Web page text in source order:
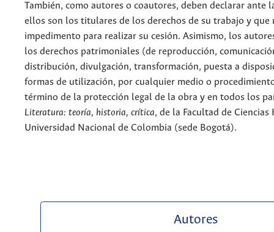
También, como autores o coautores, deben declarar ante
ellos son los titulares de los derechos de su trabajo y que
impedimento para realizar su cesión. Asimismo, los
los derechos patrimoniales (de reproducción,
distribución, divulgación, transformación, puesta a
formas de utilización, por cualquier medio o
término de la protección legal de la obra y en todos los
Literatura: teoría, historia, crítica, de la Facultad de Ciencias
Universidad Nacional de Colombia (sede Bogotá).
Autores